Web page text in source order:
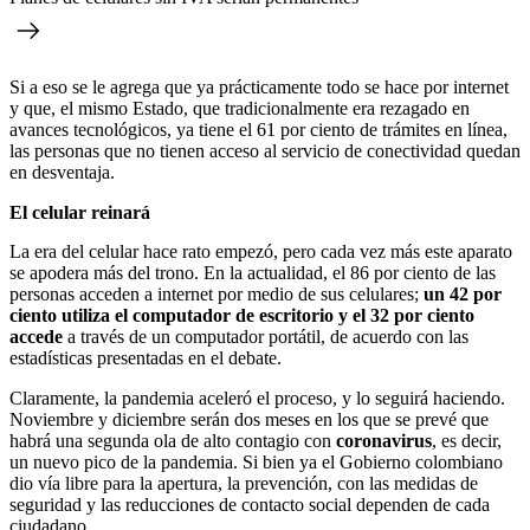
Si a eso se le agrega que ya prácticamente todo se hace por internet
y que, el mismo Estado, que tradicionalmente era rezagado en
avances tecnológicos, ya tiene el 61 por ciento de trámites en línea,
las personas que no tienen acceso al servicio de conectividad quedan
en desventaja.
El celular reinará
La era del celular hace rato empezó, pero cada vez más este aparato
se apodera más del trono. En la actualidad, el 86 por ciento de las
personas acceden a internet por medio de sus celulares; un 42 por
ciento utiliza el computador de escritorio y el 32 por ciento
accede a través de un computador portátil, de acuerdo con las
estadísticas presentadas en el debate.
Claramente, la pandemia aceleró el proceso, y lo seguirá haciendo.
Noviembre y diciembre serán dos meses en los que se prevé que
habrá una segunda ola de alto contagio con coronavirus, es decir,
un nuevo pico de la pandemia. Si bien ya el Gobierno colombiano
dio vía libre para la apertura, la prevención, con las medidas de
seguridad y las reducciones de contacto social dependen de cada
ciudadano.